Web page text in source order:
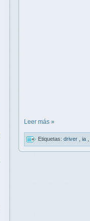
Leer más »
Etiquetas: driver ia